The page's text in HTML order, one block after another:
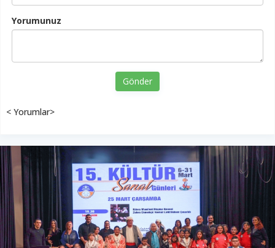
Yorumunuz
Gönder
< Yorumlar>